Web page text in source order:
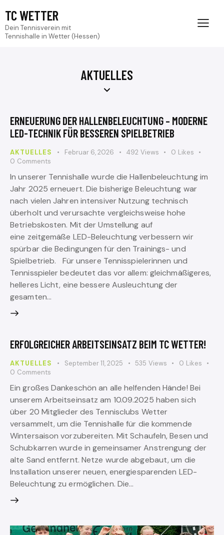
TC WETTER
Dein Tennisverein mit
Tennishalle in Wetter (Hessen)
AKTUELLES
ERNEUERUNG DER HALLENBELEUCHTUNG – MODERNE
LED-TECHNIK FÜR BESSEREN SPIELBETRIEB
AKTUELLES Februar 6, 2026 492 Views 0 Likes
0 Comments
In unserer Tennishalle wurde die Hallenbeleuchtung im
Jahr 2025 erneuert. Die bisherige Beleuchtung war
nach vielen Jahren intensiver Nutzung technisch
überholt und verursachte vergleichsweise hohe
Betriebskosten. Mit der Umstellung auf
eine zeitgemäße LED-Beleuchtung verbessern wir
spürbar die Bedingungen für den Trainings- und
Spielbetrieb. Für unsere Tennisspielerinnen und
Tennisspieler bedeutet das vor allem: gleichmäßigeres,
helleres Licht, eine bessere Ausleuchtung der
gesamten…
ERFOLGREICHER ARBEITSEINSATZ BEIM TC WETTER!
AKTUELLES September 11, 2025 535 Views 0 Likes
0 Comments
Ein großes Dankeschön an alle helfenden Hände! Bei
unserem Arbeitseinsatz am 10.09.2025 haben sich
über 20 Mitglieder des Tennisclubs Wetter
versammelt, um die Tennishalle für die kommende
Wintersaison vorzubereiten. Mit Schaufeln, Besen und
Schubkarren wurde in gemeinsamer Anstrengung der
alte Sand entfernt. Netze wurde abgebaut, um die
Installation unserer neuen, energiesparenden LED-
Beleuchtung zu ermöglichen. Die…